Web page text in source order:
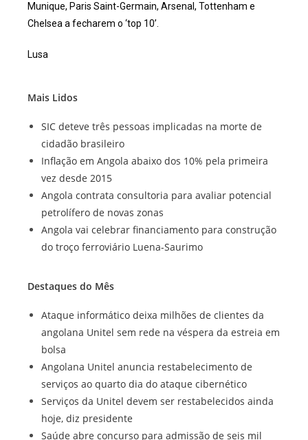
Munique, Paris Saint-Germain, Arsenal, Tottenham e
Chelsea a fecharem o ‘top 10’.
Lusa
Mais Lidos
SIC deteve três pessoas implicadas na morte de
cidadão brasileiro
Inflação em Angola abaixo dos 10% pela primeira
vez desde 2015
Angola contrata consultoria para avaliar potencial
petrolífero de novas zonas
Angola vai celebrar financiamento para construção
do troço ferroviário Luena-Saurimo
Destaques do Mês
Ataque informático deixa milhões de clientes da
angolana Unitel sem rede na véspera da estreia em
bolsa
Angolana Unitel anuncia restabelecimento de
serviços ao quarto dia do ataque cibernético
Serviços da Unitel devem ser restabelecidos ainda
hoje, diz presidente
Saúde abre concurso para admissão de seis mil